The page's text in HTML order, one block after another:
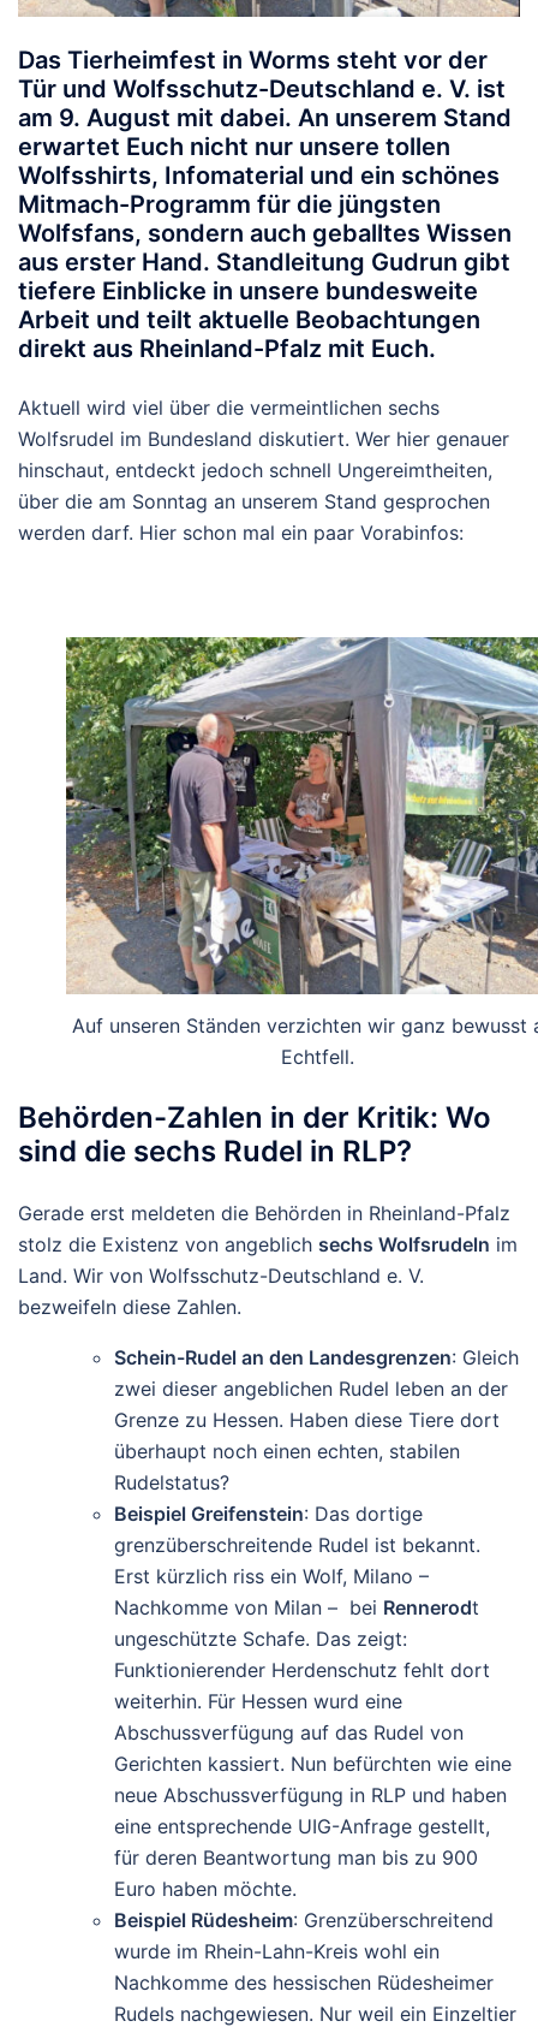
Das Tierheimfest in Worms steht vor der
Tür und Wolfsschutz-Deutschland e. V. ist
am 9. August mit dabei. An unserem Stand
erwartet Euch nicht nur unsere tollen
Wolfsshirts, Infomaterial und ein schönes
Mitmach-Programm für die jüngsten
Wolfsfans, sondern auch geballtes Wissen
aus erster Hand. Standleitung Gudrun gibt
tiefere Einblicke in unsere bundesweite
Arbeit und teilt aktuelle Beobachtungen
direkt aus Rheinland-Pfalz mit Euch.
Aktuell wird viel über die vermeintlichen sechs
Wolfsrudel im Bundesland diskutiert. Wer hier genauer
hinschaut, entdeckt jedoch schnell Ungereimtheiten,
über die am Sonntag an unserem Stand gesprochen
werden darf. Hier schon mal ein paar Vorabinfos:
Auf unseren Ständen verzichten wir ganz bewusst
Echtfell.
Behörden-Zahlen in der Kritik: Wo
sind die sechs Rudel in RLP?
Gerade erst meldeten die Behörden in Rheinland-Pfalz
stolz die Existenz von angeblich sechs Wolfsrudeln im
Land. Wir von Wolfsschutz-Deutschland e. V.
bezweifeln diese Zahlen.
Schein-Rudel an den Landesgrenzen: Gleich
zwei dieser angeblichen Rudel leben an der
Grenze zu Hessen. Haben diese Tiere dort
überhaupt noch einen echten, stabilen
Rudelstatus?
Beispiel Greifenstein: Das dortige
grenzüberschreitende Rudel ist bekannt.
Erst kürzlich riss ein Wolf, Milano –
Nachkomme von Milan – bei Rennerodt
ungeschützte Schafe. Das zeigt:
Funktionierender Herdenschutz fehlt dort
weiterhin. Für Hessen wurd eine
Abschussverfügung auf das Rudel von
Gerichten kassiert. Nun befürchten wie eine
neue Abschussverfügung in RLP und haben
eine entsprechende UIG-Anfrage gestellt,
für deren Beantwortung man bis zu 900
Euro haben möchte.
Beispiel Rüdesheim: Grenzüberschreitend
wurde im Rhein-Lahn-Kreis wohl ein
Nachkomme des hessischen Rüdesheimer
Rudels nachgewiesen. Nur weil ein Einzeltier